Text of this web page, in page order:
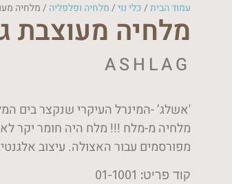
עמוד הבית/כלי נוי/מלחיה ופלפליה / מלחיה
מלחיה מעוצבת
ASHLAG
'אשלג’ -המינרל העיקרי שנקצר בים
מלחיה מ-מלח !!! מלח היה חומר יקר
מפורסמים עבור האצולה. עיצוב
קוד פריט: 01-1001